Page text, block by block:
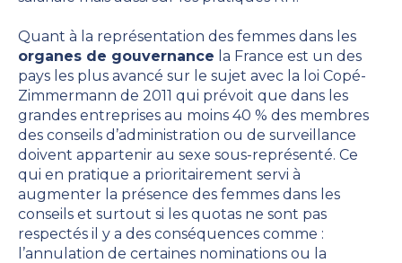
Quant à la représentation des femmes dans les
organes de gouvernance la France est un des
pays les plus avancé sur le sujet avec la loi Copé-
Zimmermann de 2011 qui prévoit que dans les
grandes entreprises au moins 40 % des membres
des conseils d’administration ou de surveillance
doivent appartenir au sexe sous-représenté. Ce
qui en pratique a prioritairement servi à
augmenter la présence des femmes dans les
conseils et surtout si les quotas ne sont pas
respectés il y a des conséquences comme :
l’annulation de certaines nominations ou la